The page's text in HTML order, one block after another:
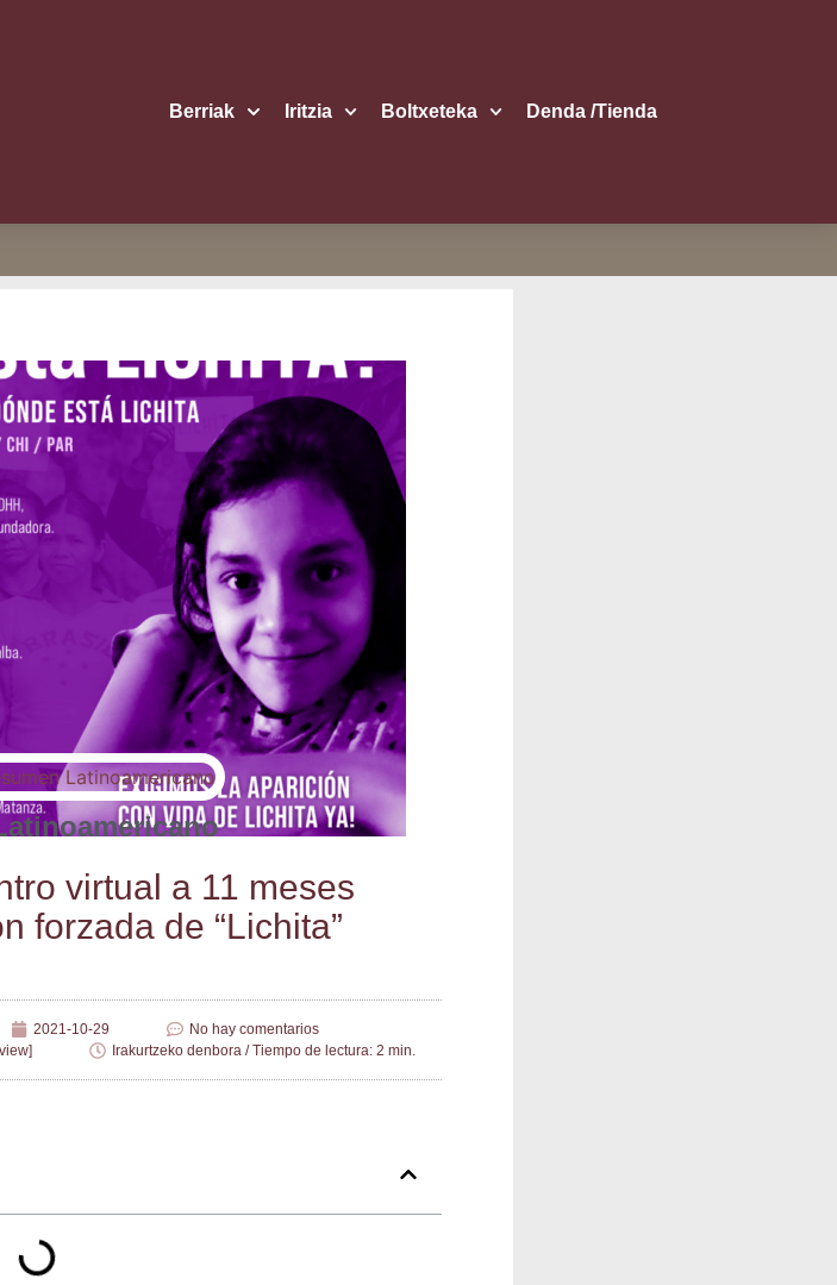
Berriak Iritzia Boltxe­te­ka Den­da /​Tien­da
vir­tual a 11 meses
for­za­da de “Lichi­ta”
2021-10-29
No hay comentarios
Irakurtzeko denbora / Tiempo de lectura: 2 min.